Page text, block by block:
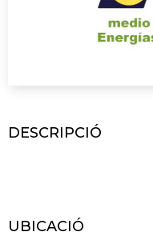
DESCRIPCIÓ
UBICACIÓ